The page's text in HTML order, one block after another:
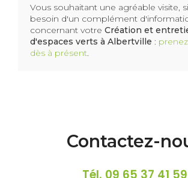
Vous souhaitant une agréable visite,
besoin d'un complément
concernant votre Création et
d'espaces verts à Albertville :
dès à présent.
Contactez-